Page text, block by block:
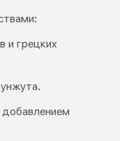
и грецких